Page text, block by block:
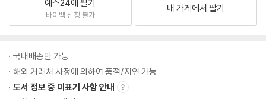
예스24에 팔기
바이백 신청 불가
내 가게에서 팔기
국내배송만 가능
해외 거래처 사정에 의하여 품절/지연 가능
도서 정보 중 미표기 사항 안내